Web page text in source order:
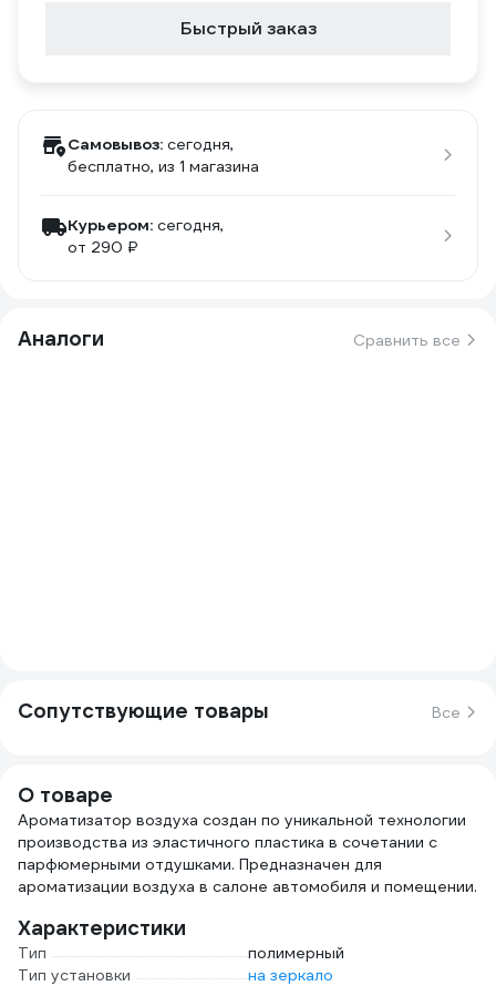
Быстрый заказ
Самовывоз: сегодня,
бесплатно, из 1 магазина
Курьером: сегодня,
от 290 ₽
Аналоги Сравнить все
Сопутствующие товары Все
О товаре
Ароматизатор воздуха создан по уникальной технологии
производства из эластичного пластика в сочетании с
парфюмерными отдушками. Предназначен для
ароматизации воздуха в салоне автомобиля и помещении.
Характеристики
Тип
полимерный
Тип установки
на зеркало